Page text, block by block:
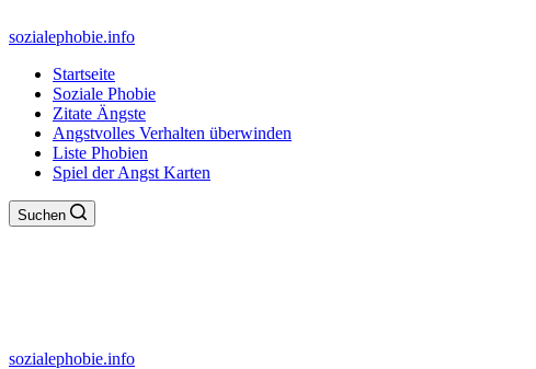
sozialephobie.info
Startseite
Soziale Phobie
Zitate Ängste
Angstvolles Verhalten überwinden
Liste Phobien
Spiel der Angst Karten
Suchen
sozialephobie.info